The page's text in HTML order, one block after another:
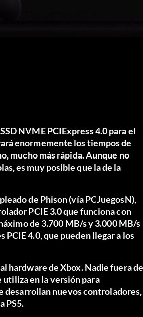
NVME PCIExpress 4.0 para el
enormemente los tiempos de
mucho más rápida. Aunque no
es muy posible que la de la
de Phison (víaPCJuegosN),
PCIE 3.0 que funciona con
de 3.700 MB/s y 3.000 MB/s
4.0, que pueden llegar a los
hardware de Xbox. Nadie fuera de
utiliza en la versión para
desarrollan nuevos controladores,
PS5.